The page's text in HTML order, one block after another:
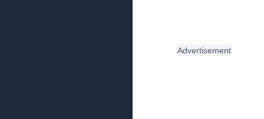
Advertisement